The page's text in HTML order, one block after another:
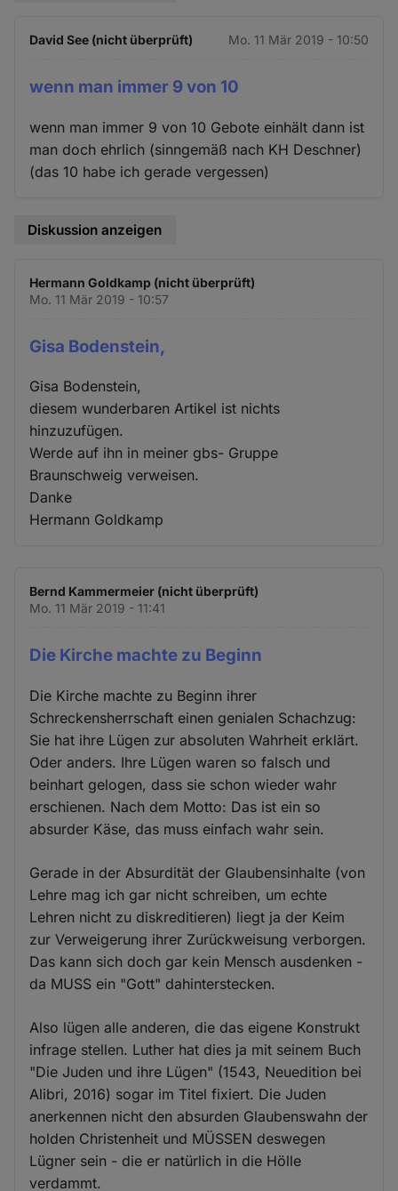
David See (nicht überprüft) Mo. 11 Mär 2019 - 10:50
wenn man immer 9 von 10
wenn man immer 9 von 10 Gebote einhält dann ist
man doch ehrlich (sinngemäß nach KH Deschner)
(das 10 habe ich gerade vergessen)
Diskussion anzeigen
Hermann Goldkamp (nicht überprüft)
Mo. 11 Mär 2019 - 10:57
Gisa Bodenstein,
Gisa Bodenstein,
diesem wunderbaren Artikel ist nichts
hinzuzufügen.
Werde auf ihn in meiner gbs- Gruppe
Braunschweig verweisen.
Danke
Hermann Goldkamp
Bernd Kammermeier (nicht überprüft)
Mo. 11 Mär 2019 - 11:41
Die Kirche machte zu Beginn
Die Kirche machte zu Beginn ihrer
Schreckensherrschaft einen genialen Schachzug:
Sie hat ihre Lügen zur absoluten Wahrheit erklärt.
Oder anders. Ihre Lügen waren so falsch und
beinhart gelogen, dass sie schon wieder wahr
erschienen. Nach dem Motto: Das ist ein so
absurder Käse, das muss einfach wahr sein.
Gerade in der Absurdität der Glaubensinhalte (von
Lehre mag ich gar nicht schreiben, um echte
Lehren nicht zu diskreditieren) liegt ja der Keim
zur Verweigerung ihrer Zurückweisung verborgen.
Das kann sich doch gar kein Mensch ausdenken -
da MUSS ein "Gott" dahinterstecken.
Also lügen alle anderen, die das eigene Konstrukt
infrage stellen. Luther hat dies ja mit seinem Buch
"Die Juden und ihre Lügen" (1543, Neuedition bei
Alibri, 2016) sogar im Titel fixiert. Die Juden
anerkennen nicht den absurden Glaubenswahn der
holden Christenheit und MÜSSEN deswegen
Lügner sein - die er natürlich in die Hölle
verdammt.